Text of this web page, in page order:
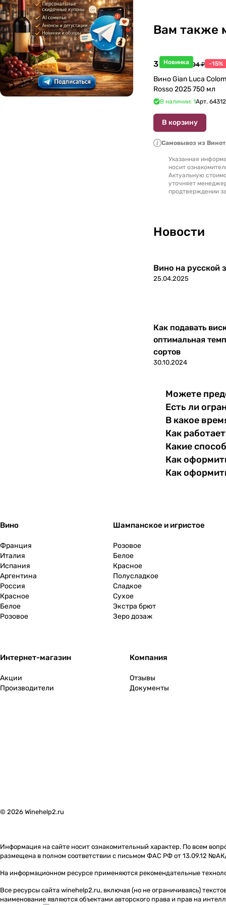
Люксембург 0
Македония 0
Марокко 0
Молдавия 0
Черногория 0
Чехия
0
ЮАР
Южная Осетия
Вам также
Новинка
3 998 ₽4 704 ₽ -15%
Вино Gian Luca
Rosso 2025 750 мл
В наличии: 1Арт.
В корзину
Самовывоз из
Указанная
носит
Актуальную
уточняет
продтверждении
Новости
Вино на русской
25.04.2025
Как подавать
оптимальная
сортов
30.10.2024
Можете
Есть ли
В какое
Как
Какие
Как
Как
Вино
Франция
Италия
Испания
Аргентина
Россия
Красное
Белое
Розовое
Шампанское и игристое
Розовое
Белое
Красное
Полусладкое
Сладкое
Сухое
Экстра брют
Зеро дозаж
Интернет-магазин
Акции
Производители
Компания
Отзывы
Документы
© 2026 Winehelp2.ru
Информация на сайте носит ознакомительный характер. По всем
размещена в полном соответствии с письмом ФАС РФ от 13.09.12
На информационном ресурсе применяются рекомендательные
Все ресурсы сайта winehelp2.ru, включая (но не ограничиваясь)
наименование являются объектами авторского права и прав на